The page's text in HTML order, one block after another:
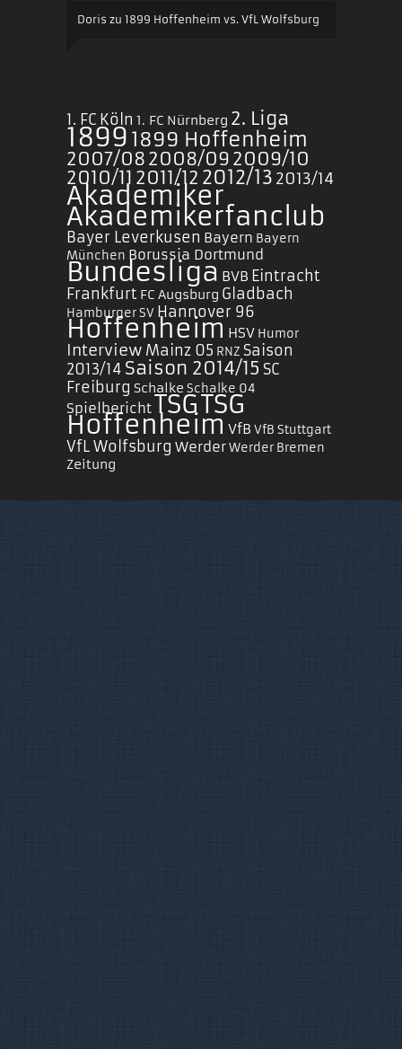
Doris zu 1899 Hoffenheim vs. VfL Wolfsburg
1. FC Köln 1. FC Nürnberg 2. Liga
1899 1899 Hoffenheim
2007/082008/092009/10
2010/11 2011/12 2012/13 2013/14
Akademiker
Akademikerfanclub
Bayer Leverkusen Bayern Bayern
München Borussia Dortmund
Bundesliga BVB Eintracht
Frankfurt FC Augsburg Gladbach
Hamburger SV Hannover 96
Hoffenheim HSV Humor
Interview Mainz 05 RNZ Saison
2013/14 Saison 2014/15 SC
Freiburg Schalke Schalke 04
SpielberichtTSGTSG
Hoffenheim VfB VfB Stuttgart
VfL Wolfsburg WerderWerder Bremen
Zeitung